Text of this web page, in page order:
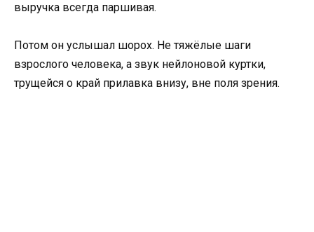
выручка всегда паршивая.
Потом он услышал шорох. Не тяжёлые шаги
взрослого человека, а звук нейлоновой куртки,
трущейся о край прилавка внизу, вне поля зрения.